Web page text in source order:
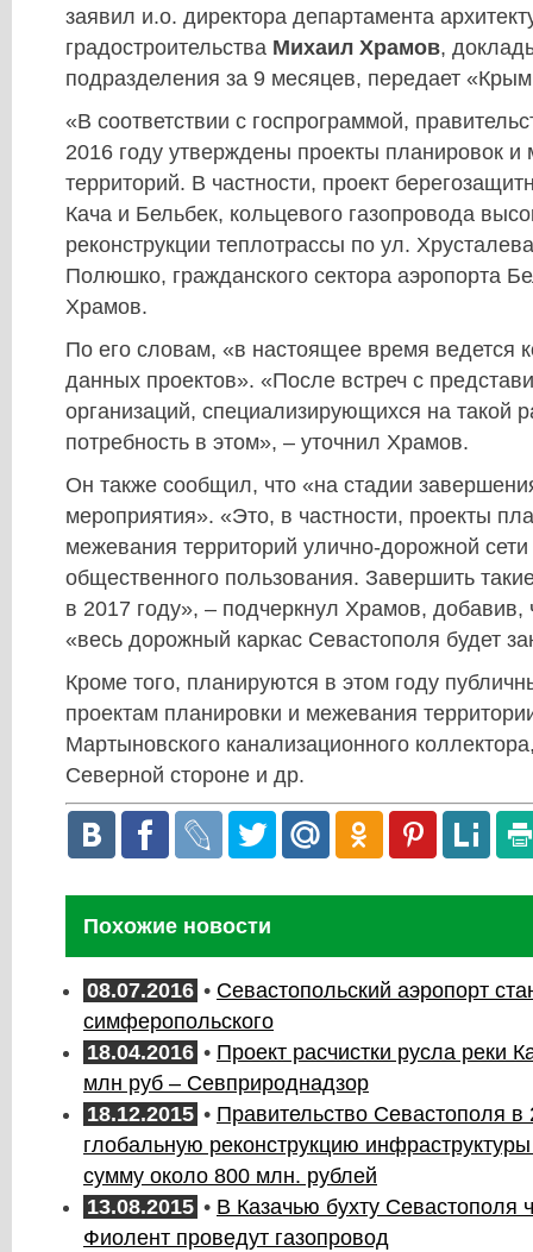
заявил и.о. директора департамента
градостроительства Михаил Храмов,
подразделения за 9 месяцев, передает
«В соответствии с госпрограммой,
2016 году утверждены проекты планировок
территорий. В частности, проект
Кача и Бельбек, кольцевого газопровода
реконструкции теплотрассы по ул.
Полюшко, гражданского сектора аэропорта
Храмов.
По его словам, «в настоящее время ведется
данных проектов». «После встреч с
организаций, специализирующихся на такой
потребность в этом», – уточнил Храмов.
Он также сообщил, что «на стадии
мероприятия». «Это, в частности, проекты
межевания территорий улично-дорожной сети
общественного пользования. Завершить
в 2017 году», – подчеркнул Храмов, добавив,
«весь дорожный каркас Севастополя будет
Кроме того, планируются в этом году
проектам планировки и межевания
Мартыновского канализационного
Северной стороне и др.
Похожие новости
08.07.2016 • Севастопольский аэропорт
симферопольского
18.04.2016 • Проект расчистки русла реки
млн руб – Севприроднадзор
18.12.2015 • Правительство Севастополя в
глобальную реконструкцию
сумму около 800 млн. рублей
13.08.2015 • В Казачью бухту Севастополя
Фиолент проведут газопровод